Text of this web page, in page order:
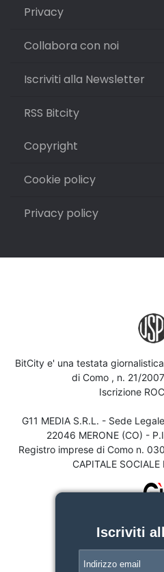
Privacy
Collabora con noi
Iscriviti alla Newsletter
RSS Bitcity
Copyright
Cookie policy
Privacy policy
BitCity e' una testata
di Como , n. 21/
Iscrizione
G11 MEDIA S.R.L. - Sede
22046 MERONE (CO) -
Registro imprese di Como n.
CAPITALE
Iscriviti